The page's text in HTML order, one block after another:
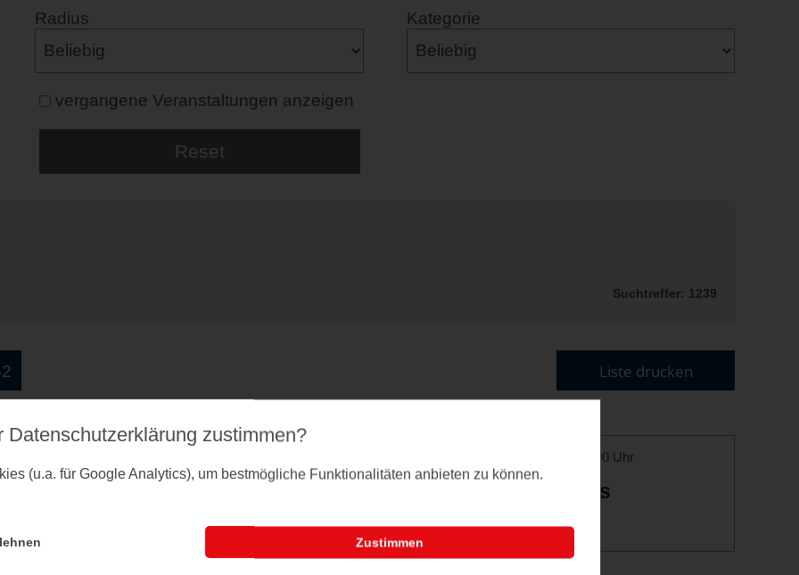
Radius Kategorie
vergangene Veranstaltungen anzeigen
Suchtreffer: 1239
Liste drucken
Di. 18.05.2027, 10:15 Uhr - 11:00 Uhr
Aqua-Jogging-Kurs
Datenschutz­erklärung zustimmen?
(u.a. für Google Analytics), um bestmögliche Funktionalitäten anbieten zu können.
Zustimmen